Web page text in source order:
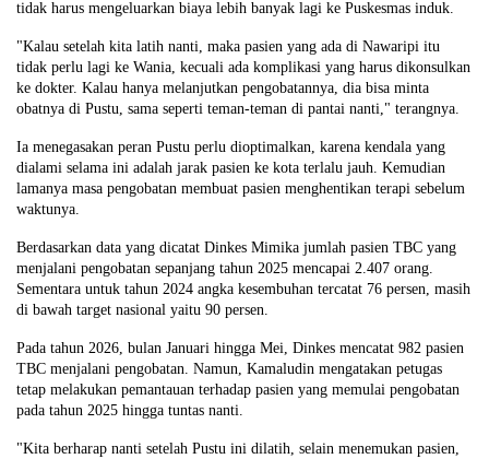
tidak harus mengeluarkan biaya lebih banyak lagi ke Puskesmas induk.
"Kalau setelah kita latih nanti, maka pasien yang ada di Nawaripi itu
tidak perlu lagi ke Wania, kecuali ada komplikasi yang harus dikonsulkan
ke dokter. Kalau hanya melanjutkan pengobatannya, dia bisa minta
obatnya di Pustu, sama seperti teman-teman di pantai nanti," terangnya.
Ia menegasakan peran Pustu perlu dioptimalkan, karena kendala yang
dialami selama ini adalah jarak pasien ke kota terlalu jauh. Kemudian
lamanya masa pengobatan membuat pasien menghentikan terapi sebelum
waktunya.
Berdasarkan data yang dicatat Dinkes Mimika jumlah pasien TBC yang
menjalani pengobatan sepanjang tahun 2025 mencapai 2.407 orang.
Sementara untuk tahun 2024 angka kesembuhan tercatat 76 persen, masih
di bawah target nasional yaitu 90 persen.
Pada tahun 2026, bulan Januari hingga Mei, Dinkes mencatat 982 pasien
TBC menjalani pengobatan. Namun, Kamaludin mengatakan petugas
tetap melakukan pemantauan terhadap pasien yang memulai pengobatan
pada tahun 2025 hingga tuntas nanti.
"Kita berharap nanti setelah Pustu ini dilatih, selain menemukan pasien,